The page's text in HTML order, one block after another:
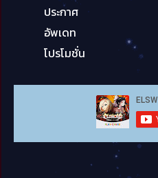
ประกาศ
อัพเดท
โปรโมชั่น